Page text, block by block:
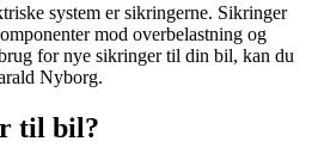
system er sikringerne. Sikringer
mod overbelastning og
for nye sikringer til din bil, kan du
Nyborg.
til bil?